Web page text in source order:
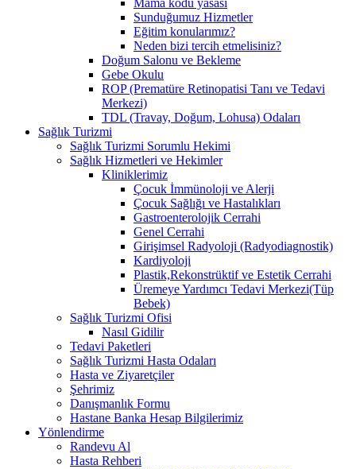
Sunduğumuz Hizmetler
Eğitim konularımız?
Neden bizi tercih etmelisiniz?
Doğum Salonu ve Bekleme
Gebe Okulu
ROP (Prematüre Retinopatisi Tanı ve Tedavi
Merkezi)
TDL (Travay, Doğum, Lohusa) Odaları
Sağlık Turizmi
Sağlık Turizmi Sorumlu Hekimi
Sağlık Hizmetleri ve Hekimler
Kliniklerimiz
Çocuk İmmünoloji ve Alerji
Çocuk Sağlığı ve Hastalıkları
Gastroenterolojik Cerrahi
Genel Cerrahi
Girişimsel Radyoloji (Radyodiagnostik)
Kardiyoloji
Plastik,Rekonstrüktif ve Estetik Cerrahi
Üremeye Yardımcı Tedavi Merkezi(Tüp
Bebek)
Sağlık Turizmi Ofisi
Nasıl Gidilir
Tedavi Paketleri
Sağlık Turizmi Hasta Odaları
Hasta ve Ziyaretçiler
Şehrimiz
Danışmanlık Formu
Hastane Banka Hesap Bilgilerimiz
Yönlendirme
Randevu Al
Hasta Rehberi